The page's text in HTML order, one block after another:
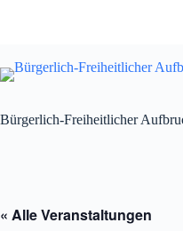
Bürgerlich-Freiheitlicher
« Alle Veranstaltungen